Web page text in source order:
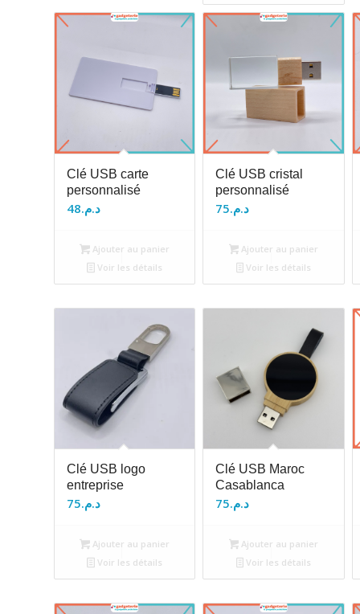
Clé USB carte
personnalisé
د.م.48
Ajouter au panier
Voir les détails
Clé USB cristal
personnalisé
د.م.75
Ajouter au panier
Voir les détails
Clé USB logo
entreprise
د.م.75
Ajouter au panier
Voir les détails
Clé USB Maroc
Casablanca
د.م.75
Ajouter au panier
Voir les détails